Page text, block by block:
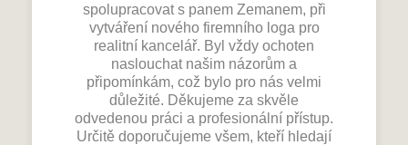
spolupracovat s panem Zemanem, při
vytváření nového firemního loga pro
realitní kancelář. Byl vždy ochoten
naslouchat našim názorům a
připomínkám, což bylo pro nás velmi
důležité. Děkujeme za skvěle
odvedenou práci a profesionální přístup.
Určitě doporučujeme všem, kteří hledají